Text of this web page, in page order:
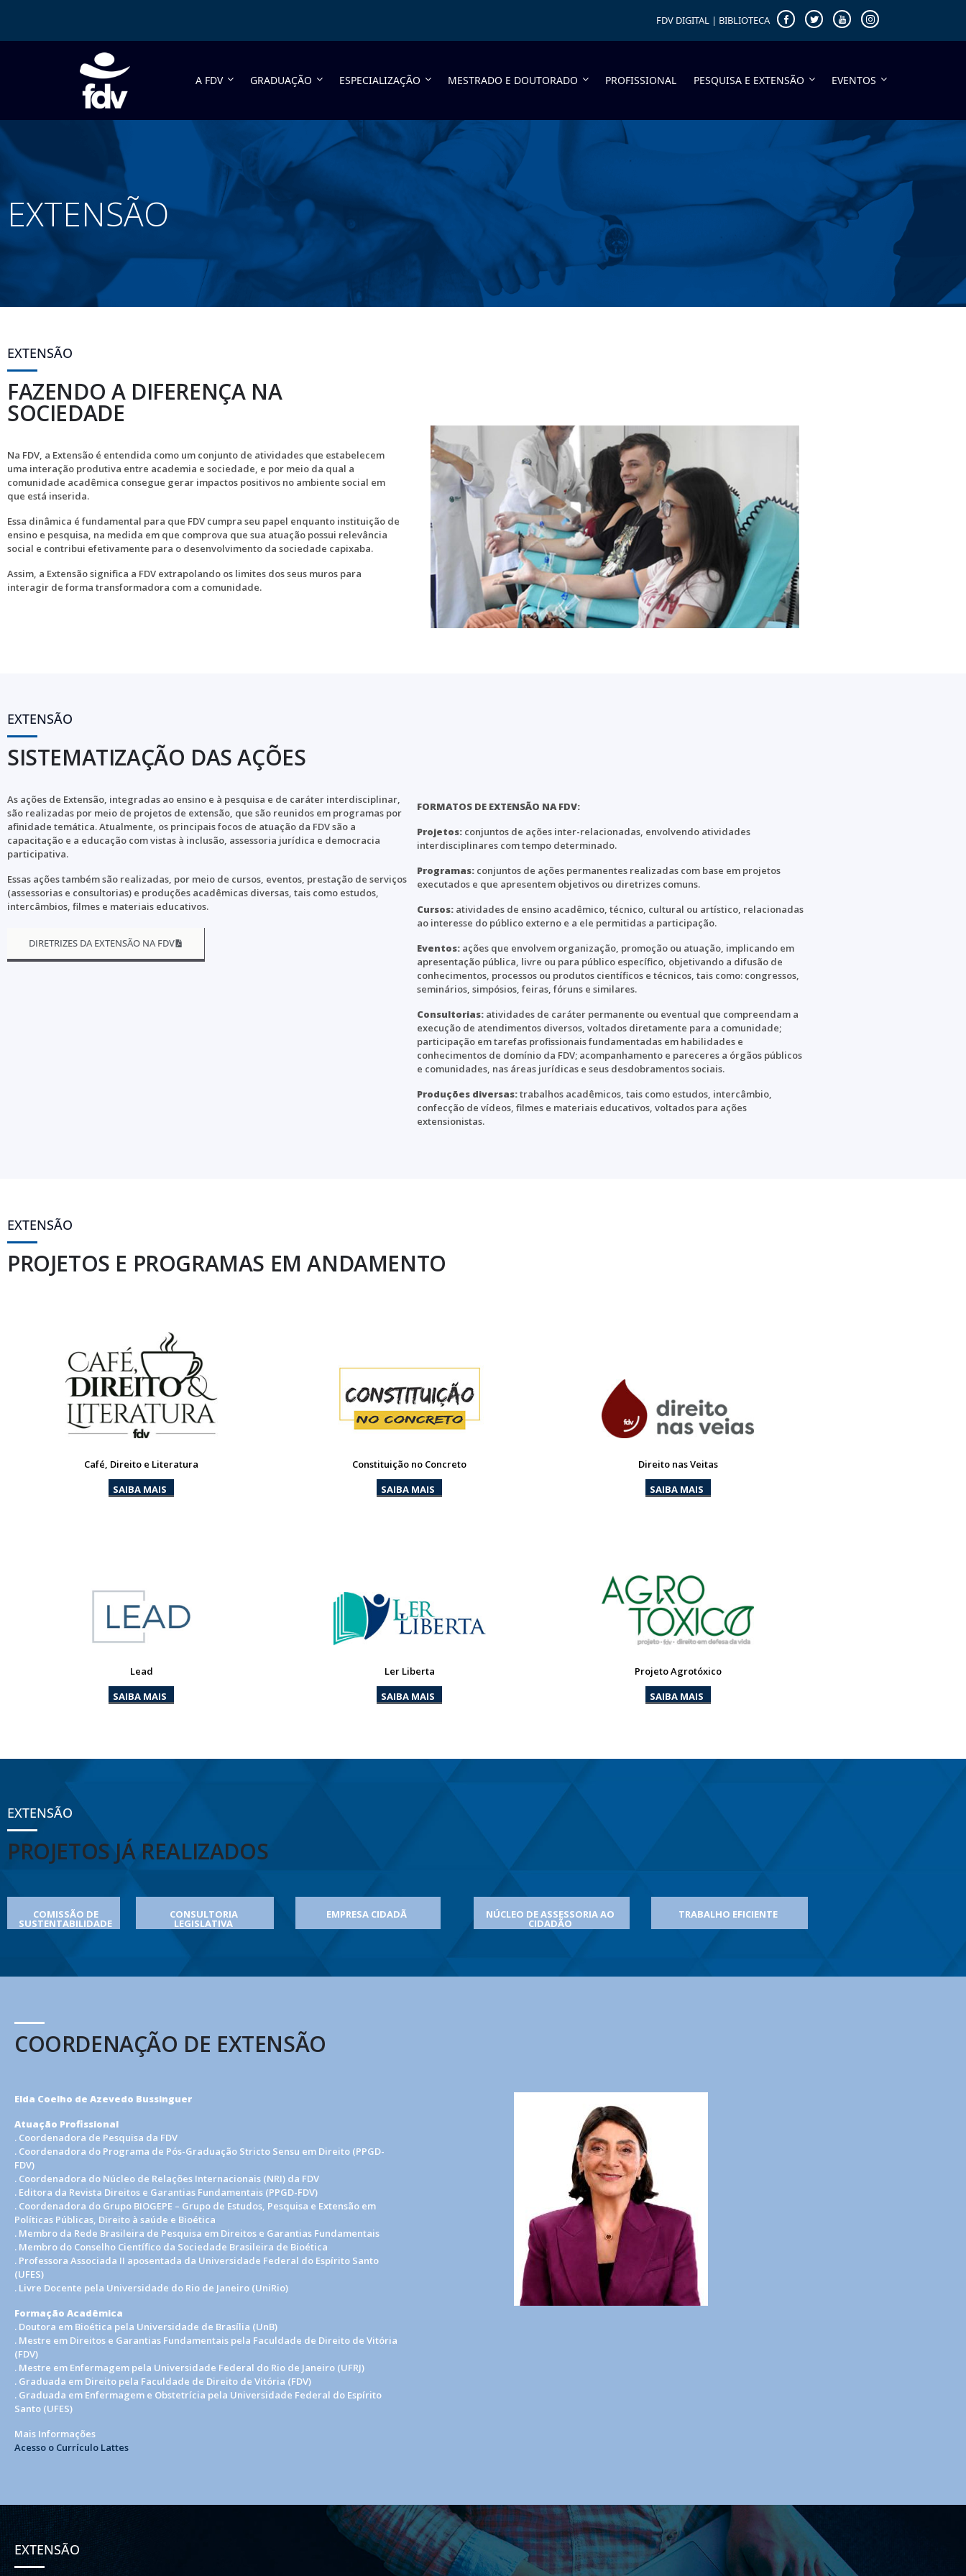
FDV DIGITAL | BIBLIOTECA
A FDV GRADUAÇÃO ESPECIALIZAÇÃO MESTRADO E DOUTORADO PROFISSIONAL PESQUISA E EXTENSÃO EVENTOS
EXTENSÃO
FAZENDO A DIFERENÇA NA
SOCIEDADE
EXTENSÃO
Na FDV, a Extensão é entendida como um conjunto de atividades que estabelecem
uma interação produtiva entre academia e sociedade, e por meio da qual a
comunidade acadêmica consegue gerar impactos positivos no ambiente social em
que está inserida.
Essa dinâmica é fundamental para que FDV cumpra seu papel enquanto instituição de
ensino e pesquisa, na medida em que comprova que sua atuação possui relevância
social e contribui efetivamente para o desenvolvimento da sociedade capixaba.
Assim, a Extensão significa a FDV extrapolando os limites dos seus muros para
interagir de forma transformadora com a comunidade.
SISTEMATIZAÇÃO DAS AÇÕES
EXTENSÃO
As ações de Extensão, integradas ao ensino e à pesquisa e de caráter interdisciplinar,
são realizadas por meio de projetos de extensão, que são reunidos em programas por
afinidade temática. Atualmente, os principais focos de atuação da FDV são a
capacitação e a educação com vistas à inclusão, assessoria jurídica e democracia
participativa.
Essas ações também são realizadas, por meio de cursos, eventos, prestação de serviços
(assessorias e consultorias) e produções acadêmicas diversas, tais como estudos,
intercâmbios, filmes e materiais educativos.
DIRETRIZES DA EXTENSÃO NA FDV
FORMATOS DE EXTENSÃO NA FDV:
Projetos: conjuntos de ações inter-relacionadas, envolvendo atividades
interdisciplinares com tempo determinado.
Programas: conjuntos de ações permanentes realizadas com base em projetos
executados e que apresentem objetivos ou diretrizes comuns.
Cursos: atividades de ensino acadêmico, técnico, cultural ou artístico, relacionadas
ao interesse do público externo e a ele permitidas a participação.
Eventos: ações que envolvem organização, promoção ou atuação, implicando em
apresentação pública, livre ou para público específico, objetivando a difusão de
conhecimentos, processos ou produtos científicos e técnicos, tais como: congressos,
seminários, simpósios, feiras, fóruns e similares.
Consultorias: atividades de caráter permanente ou eventual que compreendam a
execução de atendimentos diversos, voltados diretamente para a comunidade;
participação em tarefas profissionais fundamentadas em habilidades e
conhecimentos de domínio da FDV; acompanhamento e pareceres a órgãos públicos
e comunidades, nas áreas jurídicas e seus desdobramentos sociais.
Produções diversas:trabalhos acadêmicos, tais como estudos, intercâmbio,
confecção de vídeos, filmes e materiais educativos, voltados para ações
extensionistas.
PROJETOS E PROGRAMAS EM ANDAMENTO
EXTENSÃO
Café, Direito e Literatura
SAIBA MAIS
Constituição no Concreto
SAIBA MAIS
Direito nas Veitas
SAIBA MAIS
Lead
SAIBA MAIS
Ler Liberta
SAIBA MAIS
Projeto Agrotóxico
SAIBA MAIS
PROJETOS JÁ REALIZADOS
EXTENSÃO
COMISSÃO DE
SUSTENTABILIDADE
CONSULTORIA
LEGISLATIVA
EMPRESA CIDADÃ NÚCLEO DE ASSESSORIA AO
CIDADÃO
TRABALHO EFICIENTE
COORDENAÇÃO DE EXTENSÃO
Elda Coelho de Azevedo Bussinguer
Atuação Profissional
. Coordenadora de Pesquisa da FDV
. Coordenadora do Programa de Pós-Graduação Stricto Sensu em Direito (PPGD-
FDV)
. Coordenadora do Núcleo de Relações Internacionais (NRI) da FDV
. Editora da Revista Direitos e Garantias Fundamentais (PPGD-FDV)
. Coordenadora do Grupo BIOGEPE – Grupo de Estudos, Pesquisa e Extensão em
Políticas Públicas, Direito à saúde e Bioética
. Membro da Rede Brasileira de Pesquisa em Direitos e Garantias Fundamentais
. Membro do Conselho Científico da Sociedade Brasileira de Bioética
. Professora Associada II aposentada da Universidade Federal do Espírito Santo
(UFES)
. Livre Docente pela Universidade do Rio de Janeiro (UniRio)
Formação Acadêmica
. Doutora em Bioética pela Universidade de Brasília (UnB)
. Mestre em Direitos e Garantias Fundamentais pela Faculdade de Direito de Vitória
(FDV)
. Mestre em Enfermagem pela Universidade Federal do Rio de Janeiro (UFRJ)
. Graduada em Direito pela Faculdade de Direito de Vitória (FDV)
. Graduada em Enfermagem e Obstetrícia pela Universidade Federal do Espírito
Santo (UFES)
Mais Informações
Acesso o Currículo Lattes
EXTENSÃO